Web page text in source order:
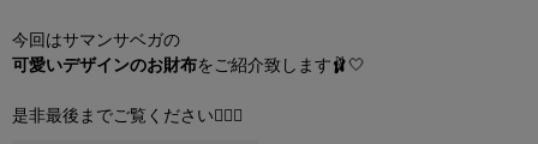
今回はサマンサベガの
可愛いデザインのお財布をご紹介致します🩰🤍
是非最後までご覧ください🧚🏻‍♀️